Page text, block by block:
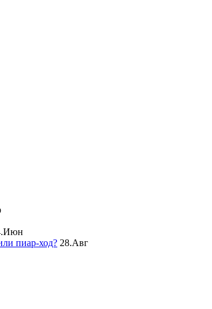
пиар-ход? 28.Авг